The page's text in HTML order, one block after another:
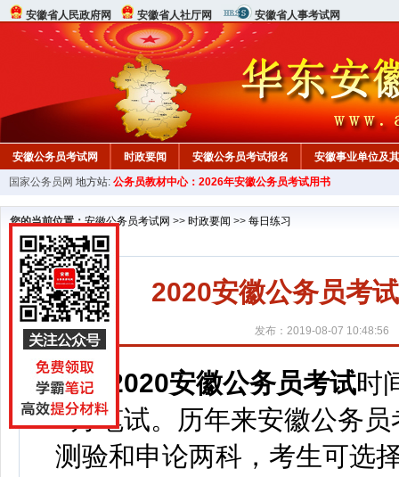
安徽省人民政府网 安徽省人社厅网 安徽省人事考试网
安徽公务员考试网 时政要闻 安徽公务员考试报名
安徽事业单位及
国家公务员网 地方站: 公务员教材中心：2026年安徽公务员考试用书
您的当前位置：安徽公务员考试网 >> 时政要闻 >> 每日练习
2020安徽公务员考
发布：2019-08-07 10:48:56
2020安徽公务员考试时
4月笔试。历年来安徽公务
测验和申论两科，考生可选